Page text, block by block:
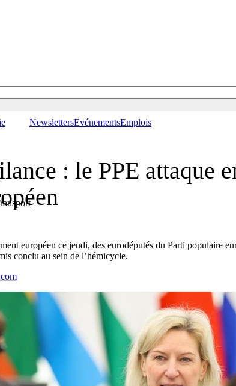
NewslettersEvénementsEmplois
: le PPE attaque
européen ce jeudi, des eurodéputés du Parti populaire
conclu au sein de l’hémicycle.